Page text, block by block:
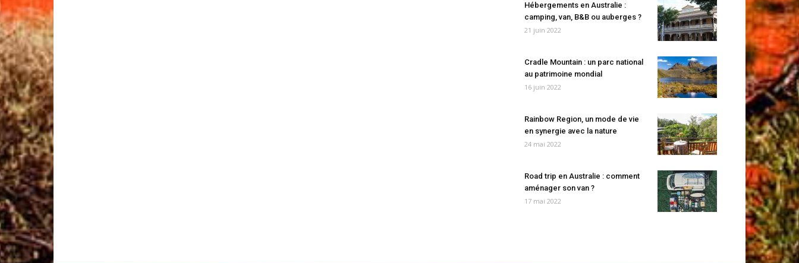
Hébergements en Australie :
camping, van, B&B ou auberges ?
21 juin 2022
Cradle Mountain : un parc national
au patrimoine mondial
16 juin 2022
Rainbow Region, un mode de vie
en synergie avec la nature
24 mai 2022
Road trip en Australie : comment
aménager son van ?
17 mai 2022